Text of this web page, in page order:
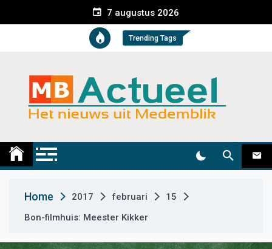
e
t
7 augustus 2026
Trending Tags
Medemblik Actueel
Home 2017 februari
15
Bon-filmhuis: Meester Kikker